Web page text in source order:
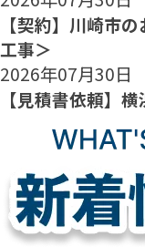
【契約】川崎市
工事＞
2026年07月30日
【見積書依頼】